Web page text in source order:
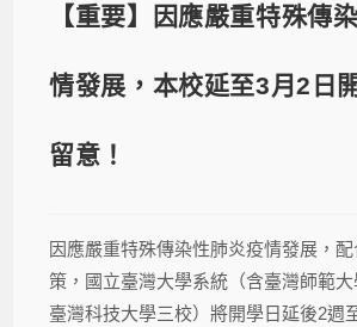
【重要】因應嚴重特殊傳
情發展，本校延至3月2日
留意！
因應嚴重特殊傳染性肺炎疫情發展，
策，國立臺灣大學系統（含臺灣師範大
臺灣科技大學三校）將開學日延後2週